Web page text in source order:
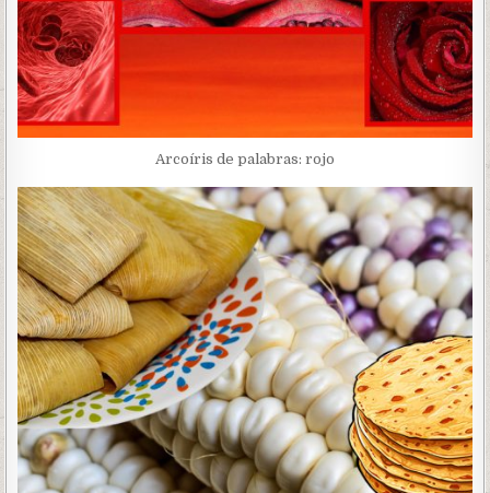
Arcoíris de palabras: rojo